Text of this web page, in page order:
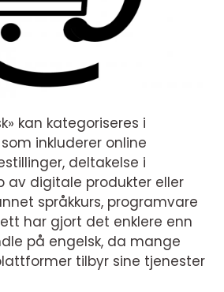
kan kategoriseres i
inkluderer online
deltakelse i
av digitale produkter eller
språkkurs, programvare
har gjort det enklere enn
på engelsk, da mange
tilbyr sine tjenester